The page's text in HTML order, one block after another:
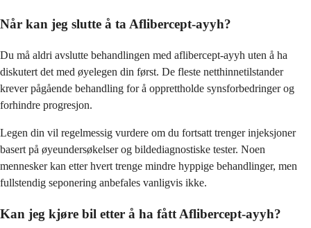
Når kan jeg slutte å ta Aflibercept-ayyh?
Du må aldri avslutte behandlingen med aflibercept-ayyh uten å ha
diskutert det med øyelegen din først. De fleste netthinnetilstander
krever pågående behandling for å opprettholde synsforbedringer og
forhindre progresjon.
Legen din vil regelmessig vurdere om du fortsatt trenger injeksjoner
basert på øyeundersøkelser og bildediagnostiske tester. Noen
mennesker kan etter hvert trenge mindre hyppige behandlinger, men
fullstendig seponering anbefales vanligvis ikke.
Kan jeg kjøre bil etter å ha fått Aflibercept-ayyh?